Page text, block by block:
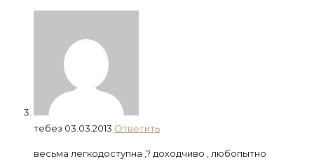
тебез 03.03.2013 Ответить
весьма легкодоступна ,? доходчиво , любопытно